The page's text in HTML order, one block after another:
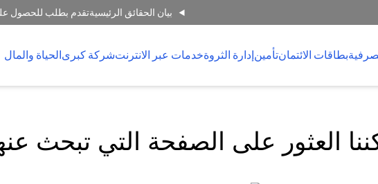
بيان الحقائق الرئيسيةتقدم بطلب للحصول
بطاقات الائتمانتأمينإدارة الثروةخدمات عبر الانترنتشركة كبرىالحياة والمال
العثور على الصفحة التي تبحث